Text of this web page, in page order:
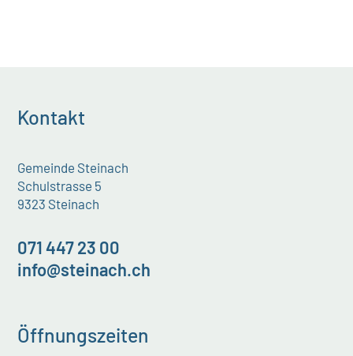
Kontakt
Gemeinde Steinach
Schulstrasse 5
9323 Steinach
071 447 23 00
info@steinach.ch
Öffnungszeiten